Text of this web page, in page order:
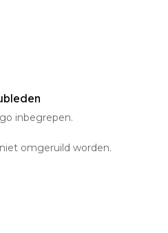
inbegrepen.
omgeruild worden.